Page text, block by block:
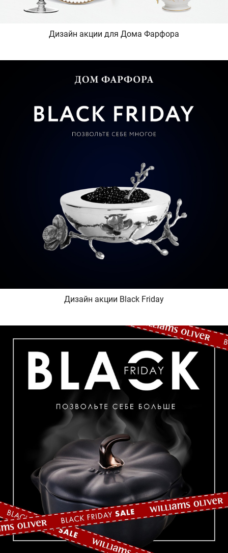
Дизайн акции для Дома Фарфора
Дизайн акции Black Friday